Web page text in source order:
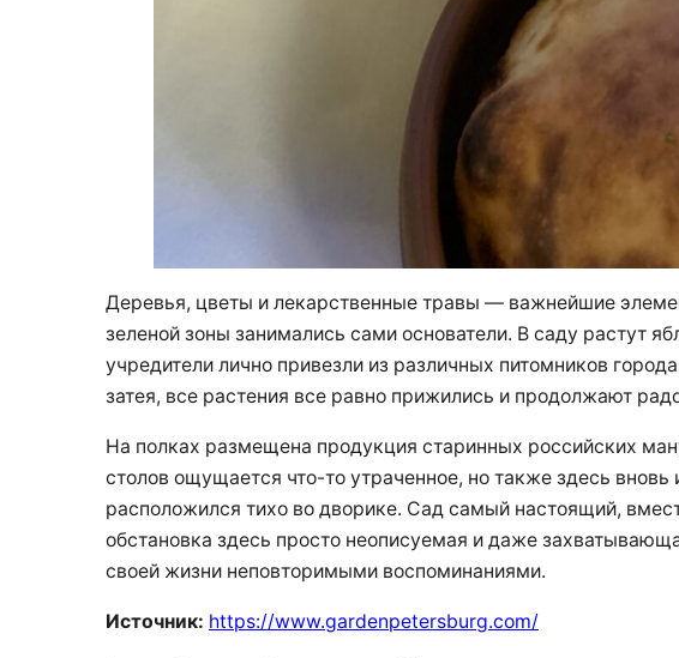
Деревья, цветы и лекарственные травы — важнейшие
зеленой зоны занимались сами основатели. В саду растут
учредители лично привезли из различных питомников
затея, все растения все равно прижились и продолжают
На полках размещена продукция старинных российских
столов ощущается что-то утраченное, но также здесь
расположился тихо во дворике. Сад самый настоящий,
обстановка здесь просто неописуемая и даже
своей жизни неповторимыми воспоминаниями.
Источник: https://www.gardenpetersburg.com/